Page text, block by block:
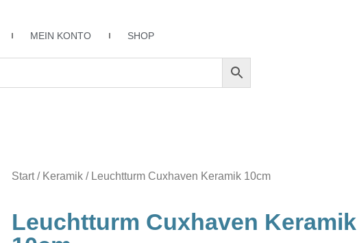
MEIN KONTO SHOP
Start/ Keramik / Leuchtturm Cuxhaven Keramik 10cm
Leuchtturm Cuxhaven Keramik